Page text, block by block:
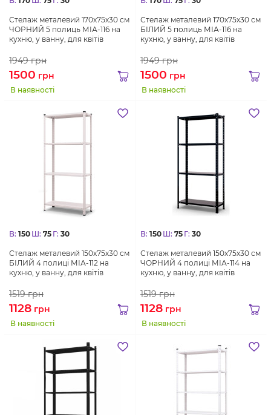
Стелаж металевий 170х75х30 см
ЧОРНИЙ 5 полиць МІА-116 на
кухню, у ванну, для квітів
1949грн
1500 грн
В наявності
Стелаж металевий 170х75х30 см
БІЛИЙ 5 полиць МІА-116 на
кухню, у ванну, для квітів
1949грн
1500 грн
В наявності
В: 150 Ш: 75 Г: 30
Стелаж металевий 150х75х30 см
БІЛИЙ 4 полиці МІА-112 на
кухню, у ванну, для квітів
1519грн
1128 грн
В наявності
В: 150 Ш: 75 Г: 30
Стелаж металевий 150х75х30 см
ЧОРНИЙ 4 полиці МІА-114 на
кухню, у ванну, для квітів
1519грн
1128 грн
В наявності